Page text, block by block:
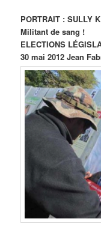
PORTRAIT : SULLY
Militant de sang !
ELECTIONS
30 mai 2012 Jean